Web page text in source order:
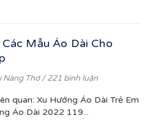
Mẫu Áo Dài Cho
Nàng Thơ/ 221 bình luận
quan: Xu Hướng Áo Dài Trẻ Em
Áo Dài 2022 119...